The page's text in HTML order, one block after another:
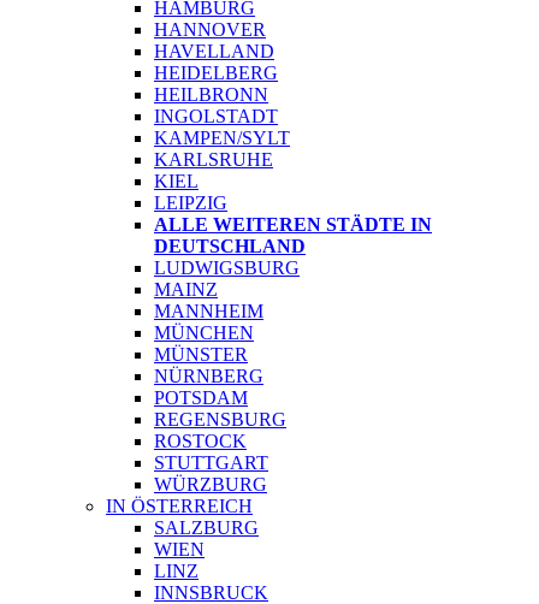
HAMBURG
HANNOVER
HAVELLAND
HEIDELBERG
HEILBRONN
INGOLSTADT
KAMPEN/SYLT
KARLSRUHE
KIEL
LEIPZIG
ALLE WEITEREN STÄDTE IN
DEUTSCHLAND
LUDWIGSBURG
MAINZ
MANNHEIM
MÜNCHEN
MÜNSTER
NÜRNBERG
POTSDAM
REGENSBURG
ROSTOCK
STUTTGART
WÜRZBURG
IN ÖSTERREICH
SALZBURG
WIEN
LINZ
INNSBRUCK